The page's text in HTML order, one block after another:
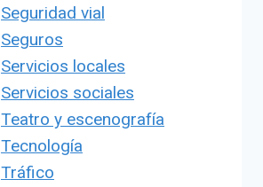
Seguridad vial
Seguros
Servicios locales
Servicios sociales
Teatro y escenografía
Tecnología
Tráfico